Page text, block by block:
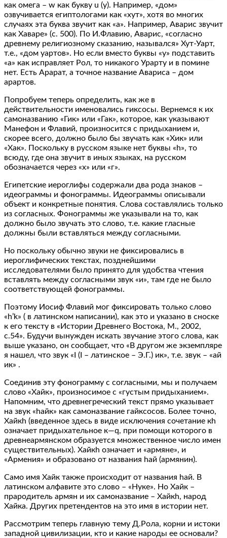
как омега – w как букву u (у). Например, «дом»
озвучивается египтологами как «хут», хотя во многих
случаях эта буква звучит как «а». Например, Аварис звучит
как Хаваре» (с. 500). По И.Флавию, Аварис, «согласно
древнему религиозному сказанию, назывался» Хут-Уарт,
т.е., «дом уартов». Но если вместо буквы «у» подставить
«а» как исправляет Рол, то никакого Урарту и в помине
нет. Есть Арарат, а точное название Авариса – дом
арартов.
Попробуем теперь определить, как же в
действительности именовались гиксосы. Вернемся к их
самоназванию «Гик» или «Гак», которое, как указывают
Манефон и Флавий, произносится с придыханием и,
скорее всего, должно было бы звучать как «Хик» или
«Хак». Поскольку в русском языке нет буквы «h», то
всюду, где она звучит в иных языках, на русском
обозначается через «х» или «г».
Египетские иероглифы содержали два рода знаков –
идеограммы и фонограммы. Идеограммы описывали
объект и конкретные понятия. Слова составлялись только
из согласных. Фонограммы же указывали на то, как
должно было звучать это слово, т.е. какие гласные
должны были вставляться между согласными.
Но поскольку обычно звуки не фиксировались в
иероглифических текстах, позднейшими
исследователями было принято для удобства чтения
вставлять между согласными звук «и», там где не было
соответствующей фонограммы.
Поэтому Иосиф Флавий мог фиксировать только слово
«h’k» ( в латинском написании), как это и указано в сноске
к его тексту в «Истории Древнего Востока, М., 2002,
с.54». Будучи вынужден искать звучание этого слова, как
выше указано, он сообщает, что «В другом же экземпляре
я нашел, что звук «I (I – латинское – Э.Г.) ик», т.е. звук – «ай
ик» .
Соединив эту фонограмму с согласными, мы и получаем
слово «Хайк», произносимое с «густым придыханием».
Напомним, что древнегреческий текст прямо указывает
на звук «hайк» как самоназвание гайксосов. Более точно,
Хайкh (введенное здесь в виде исключения сочетание кh
означает придыхательное к—q, при помощи которого в
древнеармянском образуется множественное число имен
существительных). Хайкh означает и «армяне», и
«Армения» и образовано от названия hай (армянин).
Само имя Хайк также происходит от названия hай. В
латинском алфавите это слово – «Hyкe». Но Хайк –
прародитель армян и их самоназвание – Хайкh, народ
Хайка. Других претендентов на это имя в истории нет.
Рассмотрим теперь главную тему Д.Рола, корни и истоки
западной цивилизации, кто и какие народы ее основали?